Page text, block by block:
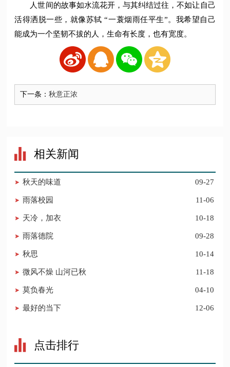
人世间的故事如水流花开，与其纠结过往，不如让自己
活得洒脱一些，就像苏轼 “一蓑烟雨任平生”。我希望自己
能成为一个坚韧不拔的人，生命有长度，也有宽度。
下一条：秋意正浓
相关新闻
秋天的味道 09-27
雨落校园 11-06
天冷，加衣 10-18
雨落德院 09-28
秋思 10-14
微风不燥 山河已秋 11-18
莫负春光 04-10
最好的当下 12-06
点击排行